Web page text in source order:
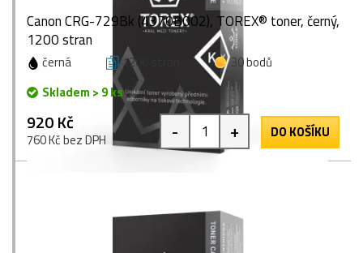
Canon CRG-729Bk (4370B002), TOREX® toner, černý,
1200 stran
černá 1200 stran
30 bodů
Skladem > 9 ks
920 Kč
760 Kč bez DPH - + DO KOŠÍKU